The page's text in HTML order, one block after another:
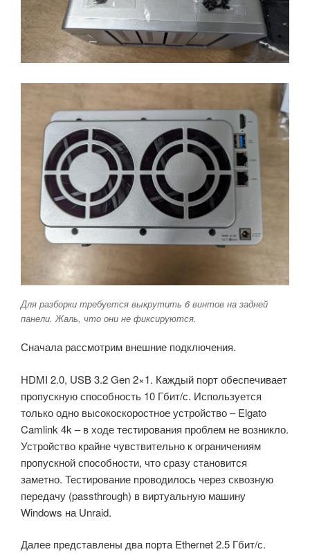
Для разборки требуется выкрутить 6 винтов на задней
панели. Жаль, что они не фиксируются.
Сначала рассмотрим внешние подключения.
HDMI 2.0, USB 3.2 Gen 2×1. Каждый порт обеспечивает
пропускную способность 10 Гбит/с. Используется
только одно высокоскоростное устройство – Elgato
Camlink 4k – в ходе тестирования проблем не возникло.
Устройство крайне чувствительно к ограничениям
пропускной способности, что сразу становится
заметно. Тестирование проводилось через сквозную
передачу (passthrough) в виртуальную машину
Windows на Unraid.
Далее представлены два порта Ethernet 2.5 Гбит/с.